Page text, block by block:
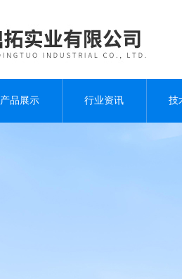
产品展示 行业资讯 技